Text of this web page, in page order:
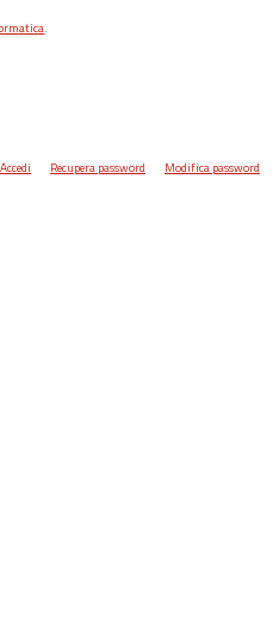
.
Accedi Recupera password Modifica password